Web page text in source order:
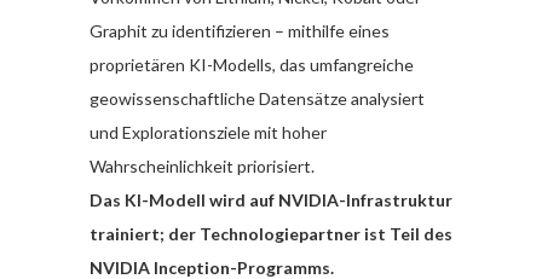
Graphit zu identifizieren – mithilfe eines
proprietären KI-Modells, das umfangreiche
geowissenschaftliche Datensätze analysiert
und Explorationsziele mit hoher
Wahrscheinlichkeit priorisiert.
Das KI-Modell wird auf NVIDIA-Infrastruktur
trainiert; der Technologiepartner ist Teil des
NVIDIA Inception-Programms.